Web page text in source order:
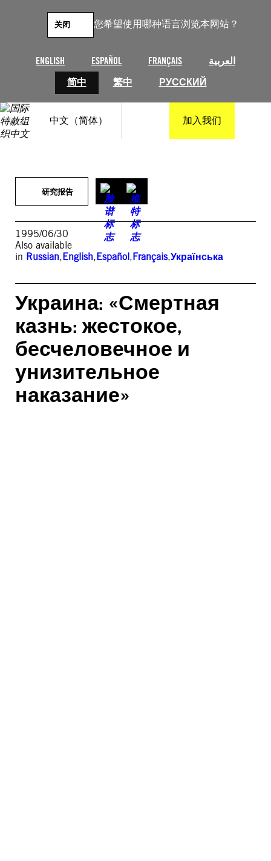
您希望使用哪种语言浏览本网站？
ENGLISH ESPAÑOL FRANÇAIS
العربية
简中
繁中 РУССКИЙ
关闭
中文（简体） 加入我们
研究报告
1995/06/30
Also available
in Russian,English,Español,Français,Українська
Украина: «Смертная
казнь: жестокое,
бесчеловечное и
унизительное
наказание»